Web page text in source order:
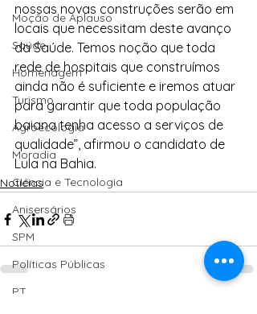
Moção de Aplauso
Saúde
Homenagem
Turismo
Agroecologia
Moradia
Ciência e Tecnologia
Anisersários
SPM
Políticas Públicas
PT
nossas novas construções serão em
locais que necessitam deste avanço
da Saúde. Temos noção que toda
rede de hospitais que construímos
ainda não é suficiente e iremos atuar
para garantir que toda população
baiana tenha acesso a serviços de
qualidade”, afirmou o candidato de
Lula na Bahia.
Notícias